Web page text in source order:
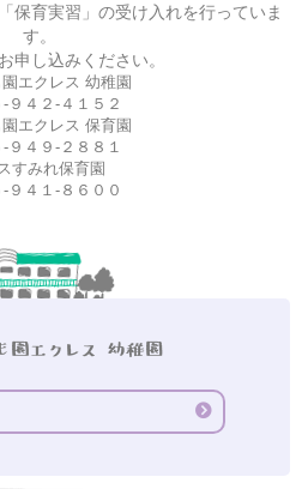
保育実習」の受け入れを行っていま
す。
申し込みください。
エクレス 幼稚園
-９４２-４１５２
エクレス 保育園
-９４９-２８８１
すみれ保育園
-９４１-８６００